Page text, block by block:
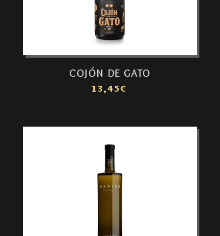
COJÓN DE GATO
13,45€